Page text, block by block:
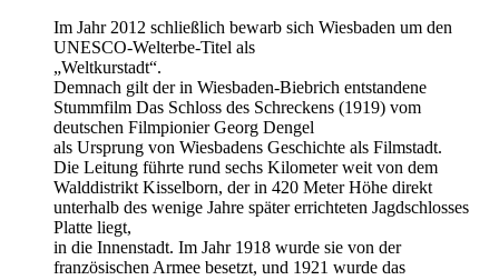
Im Jahr 2012 schließlich bewarb sich Wiesbaden um den
UNESCO-Welterbe-Titel als
„Weltkurstadt“.
Demnach gilt der in Wiesbaden-Biebrich entstandene
Stummfilm Das Schloss des Schreckens (1919) vom
deutschen Filmpionier Georg Dengel
als Ursprung von Wiesbadens Geschichte als Filmstadt.
Die Leitung führte rund sechs Kilometer weit von dem
Walddistrikt Kisselborn, der in 420 Meter Höhe direkt
unterhalb des wenige Jahre später errichteten Jagdschlosses
Platte liegt,
in die Innenstadt. Im Jahr 1918 wurde sie von der
französischen Armee besetzt, und 1921 wurde das